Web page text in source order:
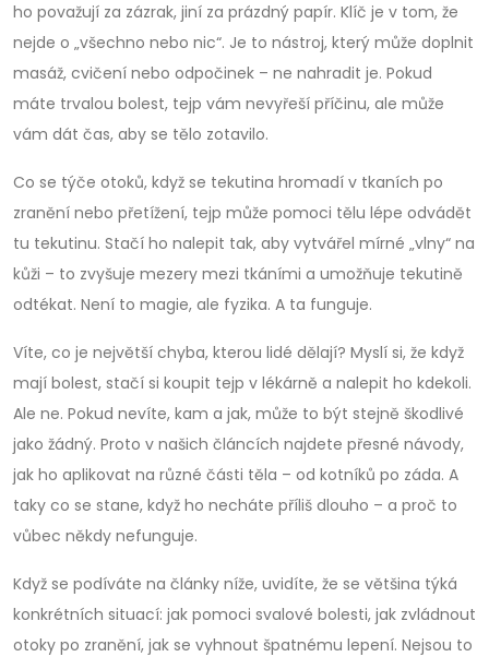
ho považují za zázrak, jiní za prázdný papír. Klíč je v tom, že
nejde o „všechno nebo nic“. Je to nástroj, který může doplnit
masáž, cvičení nebo odpočinek – ne nahradit je. Pokud
máte trvalou bolest, tejp vám nevyřeší příčinu, ale může
vám dát čas, aby se tělo zotavilo.
Co se týče otoků, když se tekutina hromadí v tkaních po
zranění nebo přetížení, tejp může pomoci tělu lépe odvádět
tu tekutinu. Stačí ho nalepit tak, aby vytvářel mírné „vlny“ na
kůži – to zvyšuje mezery mezi tkáními a umožňuje tekutině
odtékat. Není to magie, ale fyzika. A ta funguje.
Víte, co je největší chyba, kterou lidé dělají? Myslí si, že když
mají bolest, stačí si koupit tejp v lékárně a nalepit ho kdekoli.
Ale ne. Pokud nevíte, kam a jak, může to být stejně škodlivé
jako žádný. Proto v našich článcích najdete přesné návody,
jak ho aplikovat na různé části těla – od kotníků po záda. A
taky co se stane, když ho necháte příliš dlouho – a proč to
vůbec někdy nefunguje.
Když se podíváte na články níže, uvidíte, že se většina týká
konkrétních situací: jak pomoci svalové bolesti, jak zvládnout
otoky po zranění, jak se vyhnout špatnému lepení. Nejsou to